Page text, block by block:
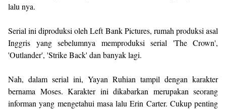
lalu nya.
Serial ini diproduksi oleh Left Bank Pictures, rumah produksi asal
Inggris yang sebelumnya memproduksi serial 'The Crown',
'Outlander', 'Strike Back' dan banyak lagi.
Nah, dalam serial ini, Yayan Ruhian tampil dengan karakter
bernama Moses. Karakter ini dikabarkan merupakan seorang
informan yang mengetahui masa lalu Erin Carter. Cukup penting